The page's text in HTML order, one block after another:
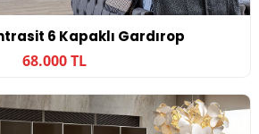
6 Kapaklı Gardırop
68.000 TL